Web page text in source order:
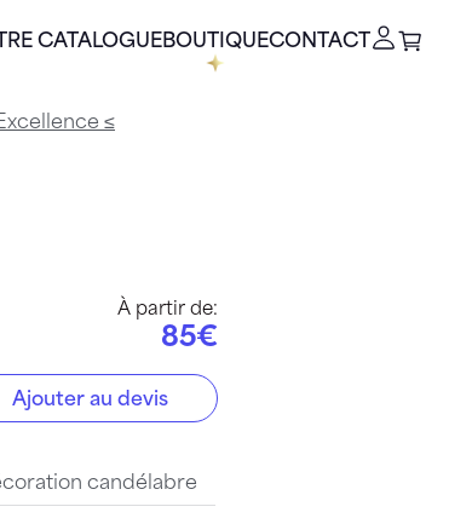
CATALOGUEBOUTIQUECONTACT
≤
À partir de:
85€
Ajouter au devis
candélabre